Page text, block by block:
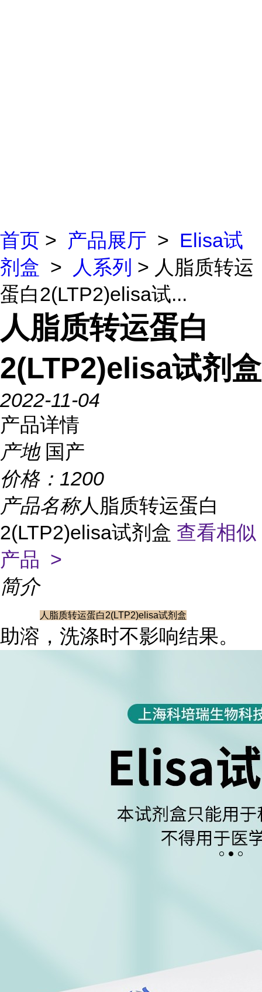
首页 > 产品展厅 > Elisa试
剂盒 > 人系列 > 人脂质转运
蛋白2(LTP2)elisa试...
人脂质转运蛋白
2(LTP2)elisa试剂盒
2022-11-04
产品详情
产地 国产
价格： 1200
产品名称人脂质转运蛋白
2(LTP2)elisa试剂盒 查看相似
产品 >
简介
人脂质转运蛋白2(LTP2)elisa试剂盒
助溶，洗涤时不影响结果。